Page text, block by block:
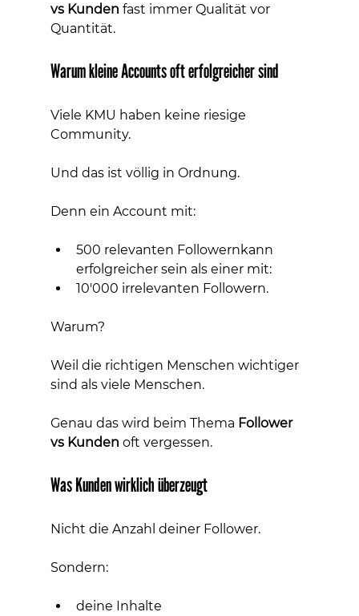
vs Kunden fast immer Qualität vor
Quantität.
Warum kleine Accounts oft erfolgreicher sind
Viele KMU haben keine riesige
Community.
Und das ist völlig in Ordnung.
Denn ein Account mit:
500 relevanten Followernkann
erfolgreicher sein als einer mit:
10'000 irrelevanten Followern.
Warum?
Weil die richtigen Menschen wichtiger
sind als viele Menschen.
Genau das wird beim Thema Follower
vs Kunden oft vergessen.
Was Kunden wirklich überzeugt
Nicht die Anzahl deiner Follower.
Sondern:
deine Inhalte